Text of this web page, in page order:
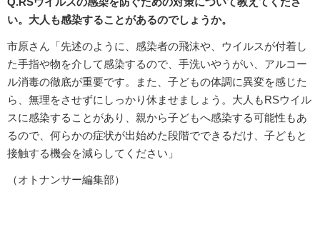
い。大人も感染することがあるのでしょうか。
市原さん「先述のように、感染者の飛沫や、ウイルスが付着し
た手指や物を介して感染するので、手洗いやうがい、アルコー
ル消毒の徹底が重要です。また、子どもの体調に異変を感じた
ら、無理をさせずにしっかり休ませましょう。大人もRSウイル
スに感染することがあり、親から子どもへ感染する可能性もあ
るので、何らかの症状が出始めた段階でできるだけ、子どもと
接触する機会を減らしてください」
（オトナンサー編集部）